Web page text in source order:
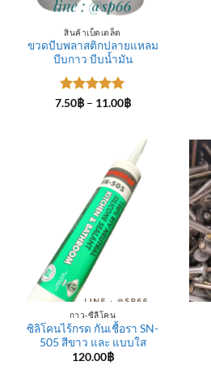
สินค้าเบ็ดเตล็ด
ขวดบีบพลาสติกปลายแหลม
บีบกาว บีบน้ำมัน
ให้คะแนน
7.50฿ – 11.00฿Price
11.00฿
กาว-ซีลีโคน
ซิลิโคนไร้กรด กันเชื้อรา SN-
505 สีขาว และ แบบใส
120.00฿